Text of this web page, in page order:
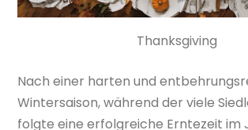
Thanksgiving
Nach einer harten und
Wintersaison, während der viele
folgte eine erfolgreiche Erntezeit im